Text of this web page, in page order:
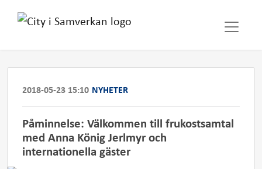
2018-05-23 15:10 NYHETER
Påminnelse: Välkommen till frukostsamtal
med Anna König Jerlmyr och
internationella gäster